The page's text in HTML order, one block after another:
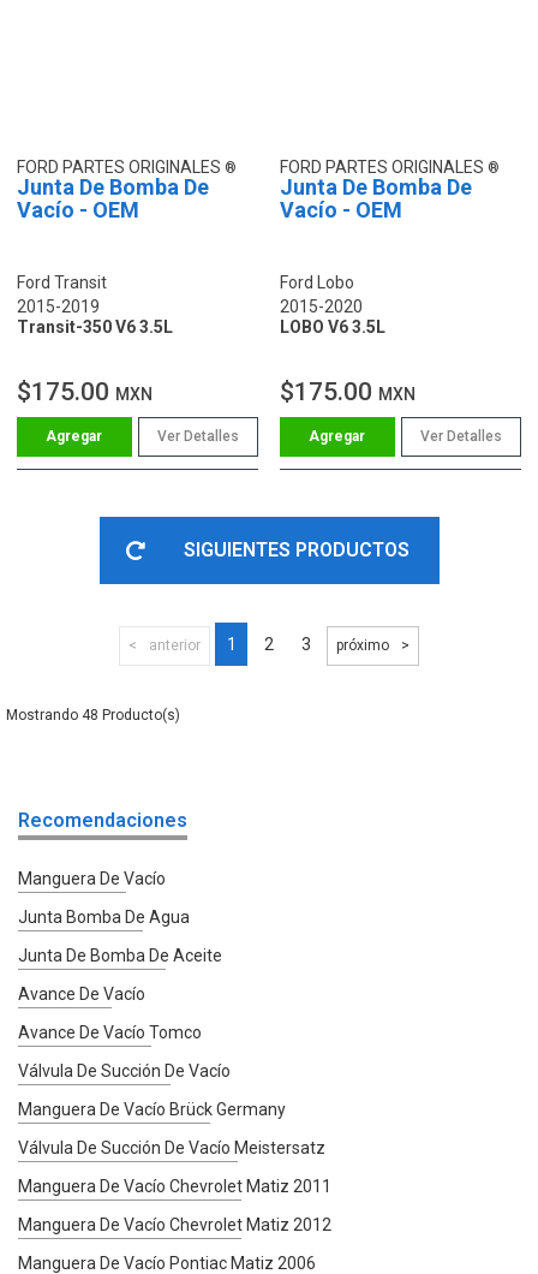
FORD PARTES ORIGINALES
Junta De Bomba De
Vacío - OEM
Ford Transit
2015-2019
Transit-350 V6 3.5L
$175.00 MXN
Ver Detalles
FORD PARTES ORIGINALES
Junta De Bomba De
Vacío - OEM
Ford Lobo
2015-2020
LOBO V6 3.5L
$175.00 MXN
Ver Detalles
SIGUIENTES PRODUCTOS
anterior 1 2 3 próximo
48
Recomendaciones
Manguera De Vacío
Junta Bomba De Agua
Junta De Bomba De Aceite
Avance De Vacío
Avance De Vacío Tomco
Válvula De Succión De Vacío
Manguera De Vacío Brück Germany
Válvula De Succión De Vacío Meistersatz
Manguera De Vacío Chevrolet Matiz 2011
Manguera De Vacío Chevrolet Matiz 2012
Manguera De Vacío Pontiac Matiz 2006